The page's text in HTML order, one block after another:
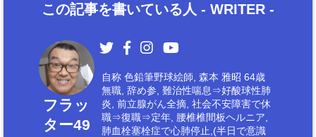
この記事を書いている人 - WRITER -
フラッ
ター49
自称 色鉛筆野球絵師, 森本 雅昭 64歳
無職, 辞め参, 難治性喘息⇒好酸球性肺
炎, 前立腺がん全摘, 社会不安障害で休
職⇒復職⇒定年, 腰椎椎間板ヘルニア,
肺血栓塞栓症で心肺停止,(半日で意識